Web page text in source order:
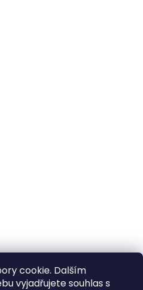
cookie. Dalším
vyjadřujete souhlas s